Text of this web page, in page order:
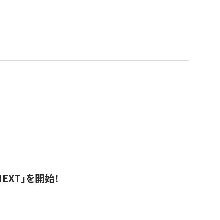
」を開始！